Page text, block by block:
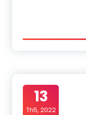
13
Th5, 2022